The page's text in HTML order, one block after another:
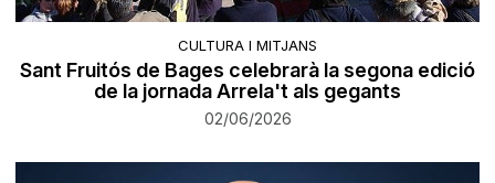
CULTURA I MITJANS
Sant Fruitós de Bages celebrarà la segona edició
de la jornada Arrela't als gegants
02/06/2026